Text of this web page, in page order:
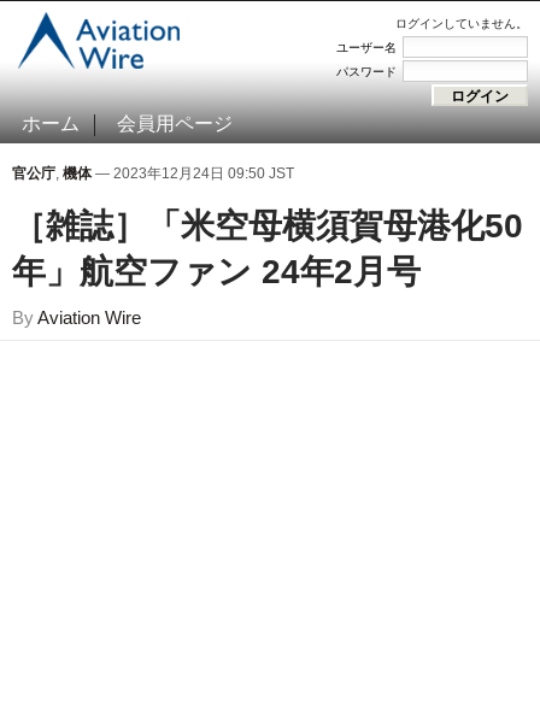
ログインしていません。
ユーザー名
パスワード
ホーム 会員用ページ
官公庁, 機体— 2023年12月24日 09:50 JST
［雑誌］「米空母横須賀母港化50
年」航空ファン 24年2月号
ByAviation Wire